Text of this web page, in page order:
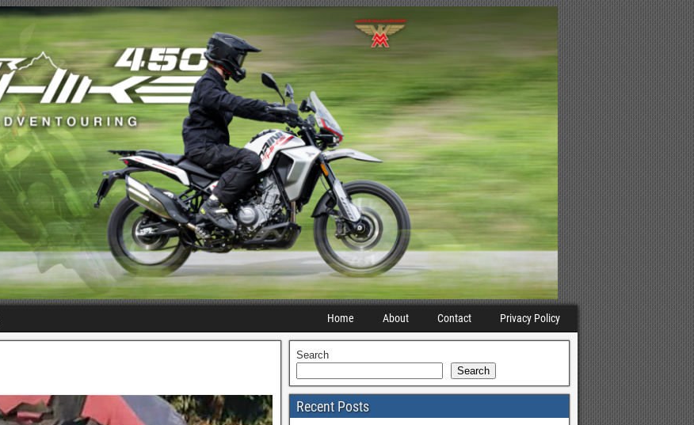
Home About Contact Privacy Policy
Search
Search
Recent Posts